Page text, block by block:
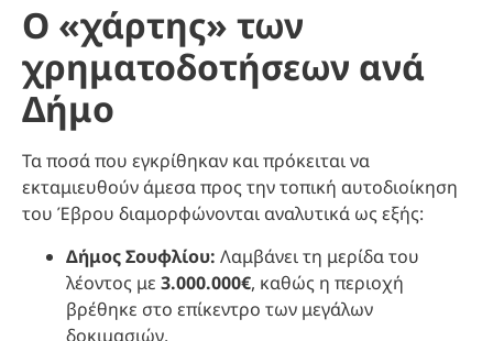
Ο «χάρτης» των
χρηματοδοτήσεων ανά
Δήμο
Τα ποσά που εγκρίθηκαν και πρόκειται να
εκταμιευθούν άμεσα προς την τοπική αυτοδιοίκηση
του Έβρου διαμορφώνονται αναλυτικά ως εξής:
Δήμος Σουφλίου: Λαμβάνει τη μερίδα του
λέοντος με 3.000.000€, καθώς η περιοχή
βρέθηκε στο επίκεντρο των μεγάλων
δοκιμασιών.